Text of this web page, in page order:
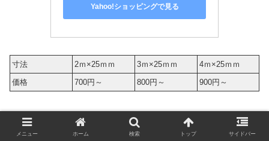
Yahoo!ショッピングで見る
寸法 2ｍ×25ｍｍ 3ｍ×25ｍｍ
4ｍ×25ｍｍ
価格
700円～ 800円～ 900円～
こちらは2本入りのベルトです。
メニュー ホーム 検索 トップ サイドバー